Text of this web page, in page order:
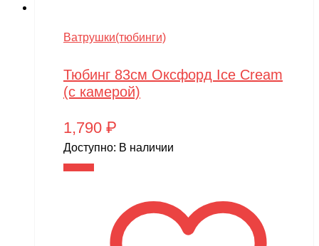
Ватрушки(тюбинги)
Тюбинг 83см Оксфорд Ice Cream
(с камерой)
1,790 ₽
Доступно: В наличии